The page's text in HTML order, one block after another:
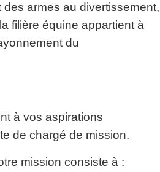
des armes au divertissement,
filière équine appartient à
du
à vos aspirations
de chargé de mission.
mission consiste à :